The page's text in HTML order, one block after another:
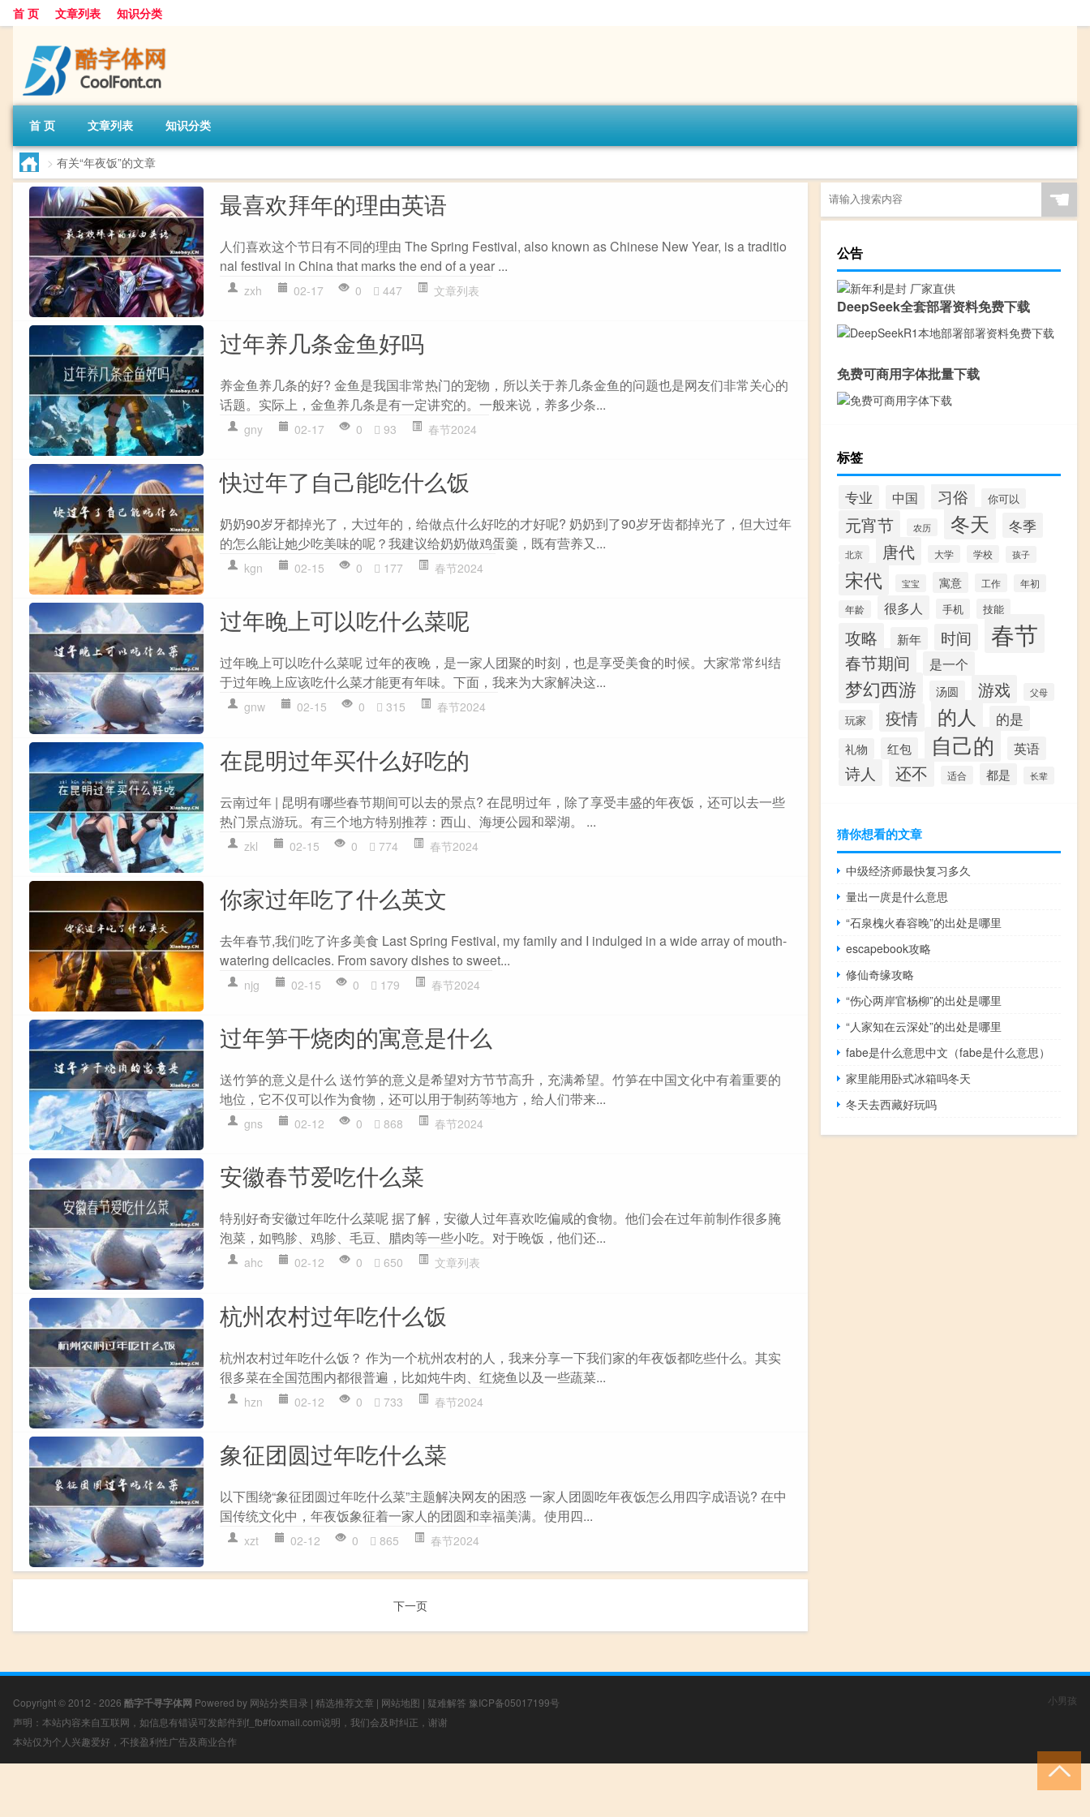
首 页 文章列表 知识分类
首 页 文章列表 知识分类
> 有关“年夜饭”的文章
最喜欢拜年的理由英语
人们喜欢这个节日有不同的理由 The Spring Festival, also known as Chinese New Year, is a traditio
nal festival in China that marks the end of a year ...
zxh 02-17 0 447 文章列表
过年养几条金鱼好吗
养金鱼养几条的好? 金鱼是我国非常热门的宠物，所以关于养几条金鱼的问题也是网友们非常关心的
话题。实际上，金鱼养几条是有一定讲究的。一般来说，养多少条...
gny 02-17 0 93 春节2024
快过年了自己能吃什么饭
奶奶90岁牙都掉光了，大过年的，给做点什么好吃的才好呢? 奶奶到了90岁牙齿都掉光了，但大过年
的怎么能让她少吃美味的呢？我建议给奶奶做鸡蛋羹，既有营养又...
kgn 02-15 0 177 春节2024
过年晚上可以吃什么菜呢
过年晚上可以吃什么菜呢 过年的夜晚，是一家人团聚的时刻，也是享受美食的时候。大家常常纠结
于过年晚上应该吃什么菜才能更有年味。下面，我来为大家解决这...
gnw 02-15 0 315 春节2024
在昆明过年买什么好吃的
云南过年 | 昆明有哪些春节期间可以去的景点? 在昆明过年，除了享受丰盛的年夜饭，还可以去一些
热门景点游玩。有三个地方特别推荐：西山、海埂公园和翠湖。 ...
zkl 02-15 0 774 春节2024
你家过年吃了什么英文
去年春节,我们吃了许多美食 Last Spring Festival, my family and I indulged in a wide array of mouth-
watering delicacies. From savory dishes to sweet...
njg 02-15 0 179 春节2024
过年笋干烧肉的寓意是什么
送竹笋的意义是什么 送竹笋的意义是希望对方节节高升，充满希望。竹笋在中国文化中有着重要的
地位，它不仅可以作为食物，还可以用于制药等地方，给人们带来...
gns 02-12 0 868 春节2024
安徽春节爱吃什么菜
特别好奇安徽过年吃什么菜呢 据了解，安徽人过年喜欢吃偏咸的食物。他们会在过年前制作很多腌
泡菜，如鸭胗、鸡胗、毛豆、腊肉等一些小吃。对于晚饭，他们还...
ahc 02-12 0 650 文章列表
杭州农村过年吃什么饭
杭州农村过年吃什么饭？ 作为一个杭州农村的人，我来分享一下我们家的年夜饭都吃些什么。其实
很多菜在全国范围内都很普遍，比如炖牛肉、红烧鱼以及一些蔬菜...
hzn 02-12 0 733 春节2024
象征团圆过年吃什么菜
以下围绕“象征团圆过年吃什么菜”主题解决网友的困惑 一家人团圆吃年夜饭怎么用四字成语说? 在中
国传统文化中，年夜饭象征着一家人的团圆和幸福美满。使用四...
xzt 02-12 0 865 春节2024
下一页
☚
公告
DeepSeek全套部署资料免费下载
免费可商用字体批量下载
标签
专业 中国 习俗 你可以
元宵节 农历 冬天 冬季
北京 唐代 大学 学校 孩子
宋代 宝宝 寓意 工作
年初
年龄
很多人 手机 技能
攻略 新年 时间 春节
春节期间 是一个
梦幻西游 汤圆 游戏 父母
玩家 疫情 的人 的是
礼物 红包 自己的 英语
诗人 还不 适合 都是 长辈
猜你想看的文章
中级经济师最快复习多久
量出一庹是什么意思
“石泉槐火春容晚”的出处是哪里
escapebook攻略
修仙奇缘攻略
“伤心两岸官杨柳”的出处是哪里
“人家知在云深处”的出处是哪里
fabe是什么意思中文（fabe是什么意思）
家里能用卧式冰箱吗冬天
冬天去西藏好玩吗
Copyright © 2012 - 2026 酷字千寻字体网 Powered by 网站分类目录 | 精选推荐文章 | 网站地图 | 疑难解答 豫ICP备05017199号
声明：本站内容来自互联网，如信息有错误可发邮件到f_fb#foxmail.com说明，我们会及时纠正，谢谢
本站仅为个人兴趣爱好，不接盈利性广告及商业合作
小男孩